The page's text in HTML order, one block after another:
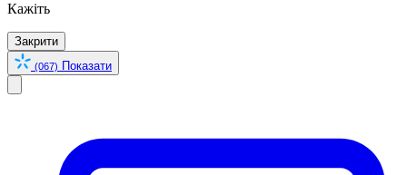
Кажіть
Закрити
(067) Показати